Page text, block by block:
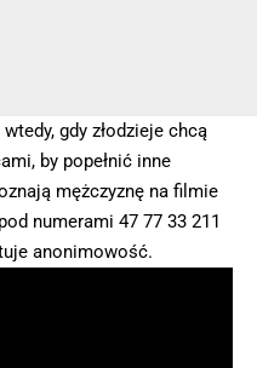
gdy złodzieje chcą
by popełnić inne
mężczyznę na filmie
numerami 47 77 33 211
anonimowość.